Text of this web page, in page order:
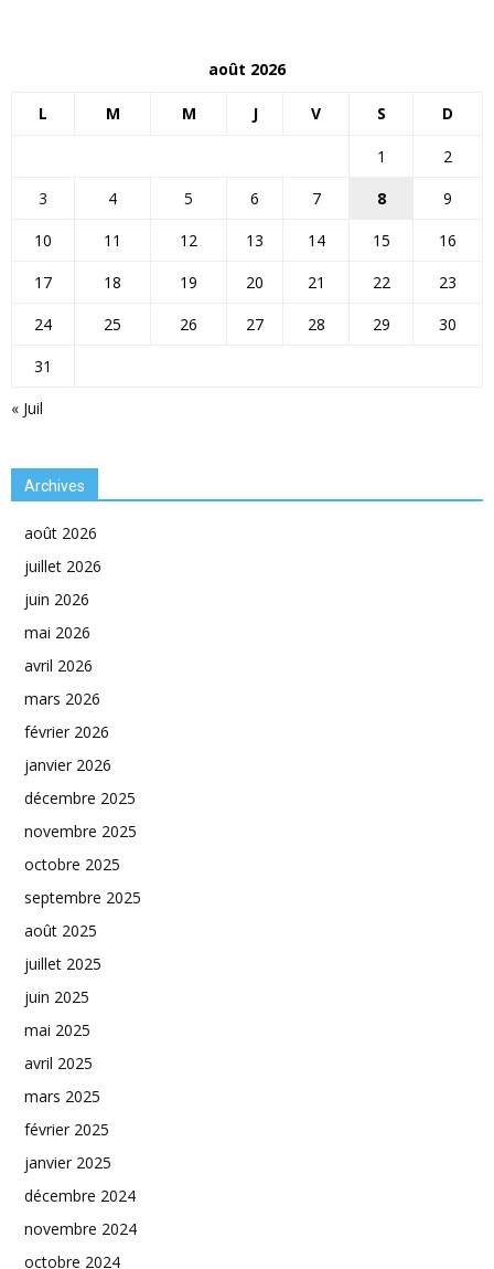
août 2026
L M M J V S D
« Juil
1
2
3
4 5 6 7 8
9
10
11 12 13 14 15
16
17
18 19 20 21 22
23
24
25 26 27 28 29
30
31
Archives
août 2026
juillet 2026
juin 2026
mai 2026
avril 2026
mars 2026
février 2026
janvier 2026
décembre 2025
novembre 2025
octobre 2025
septembre 2025
août 2025
juillet 2025
juin 2025
mai 2025
avril 2025
mars 2025
février 2025
janvier 2025
décembre 2024
novembre 2024
octobre 2024